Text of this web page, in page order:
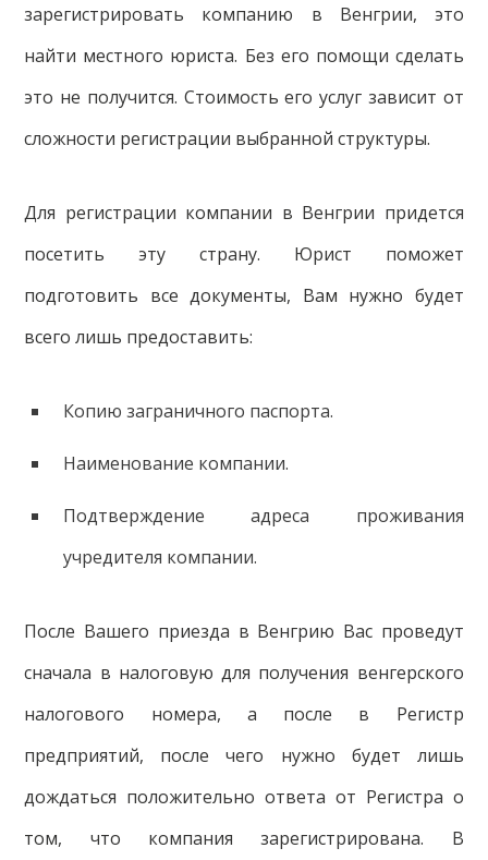
зарегистрировать компанию в Венгрии, это
найти местного юриста. Без его помощи сделать
это не получится. Стоимость его услуг зависит от
сложности регистрации выбранной структуры.
Для регистрации компании в Венгрии придется
посетить эту страну. Юрист поможет
подготовить все документы, Вам нужно будет
всего лишь предоставить:
Копию заграничного паспорта.
Наименование компании.
Подтверждение адреса проживания
учредителя компании.
После Вашего приезда в Венгрию Вас проведут
сначала в налоговую для получения венгерского
налогового номера, а после в Регистр
предприятий, после чего нужно будет лишь
дождаться положительно ответа от Регистра о
том, что компания зарегистрирована. В